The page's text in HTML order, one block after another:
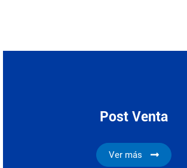
Post Venta
Ver más